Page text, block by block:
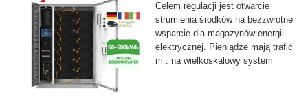
Celem regulacji jest otwarcie
strumienia środków na bezzwrotne
wsparcie dla magazynów energii
elektrycznej. Pieniądze mają trafić
m . na wielkoskalowy system